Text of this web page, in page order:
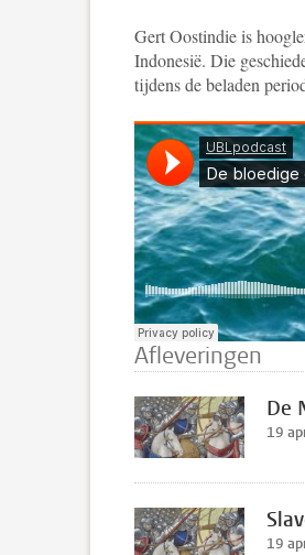
Gert Oostindie is
Indonesië. Die
tijdens de beladen
Afleveringen
De
19
19